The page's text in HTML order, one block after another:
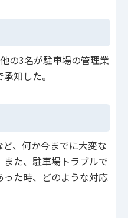
の3名が駐車場の管理業
知した。
、何か今までに大変な
た、駐車場トラブルで
た時、どのような対応